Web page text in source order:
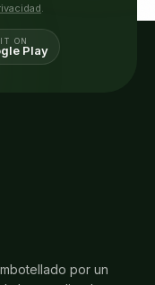
ON
Play
por un